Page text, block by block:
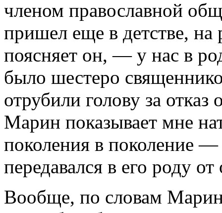
членом православной
пришел еще в детстве,
поясняет он, — у нас в
было шестеро
отрубили голову за отказ
Марин показывает мне
поколения в поколение
передавался в его роду
Вообще, по словам